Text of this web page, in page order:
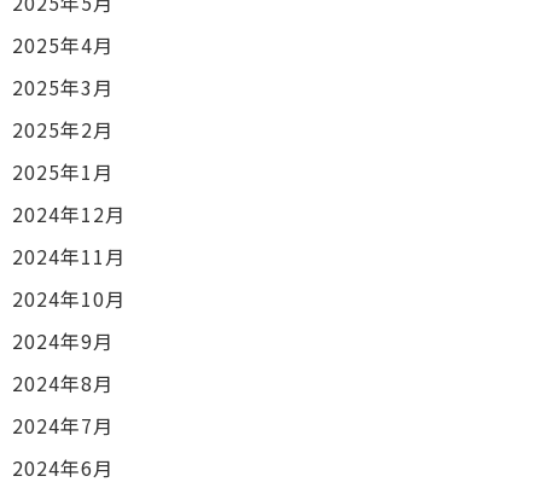
2025年4月
2025年3月
2025年2月
2025年1月
2024年12月
2024年11月
2024年10月
2024年9月
2024年8月
2024年7月
2024年6月